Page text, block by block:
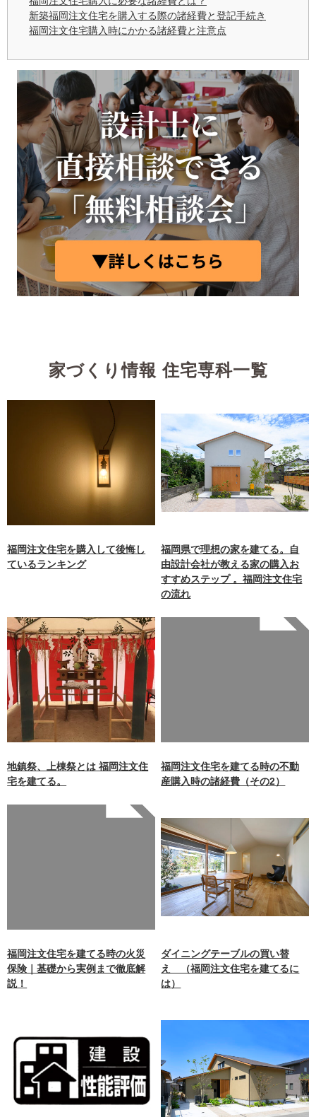
新築福岡注文住宅を購入する際の諸経費と登記手続き
福岡注文住宅購入時にかかる諸経費と注意点
家づくり情報 住宅専科一覧
福岡注文住宅を購入して後悔し
ているランキング
福岡県で理想の家を建てる。自
由設計会社が教える家の購入お
すすめステップ 。福岡注文住宅
の流れ
地鎮祭、上棟祭とは 福岡注文住
宅を建てる。
content/themes/nagasaki/f
unctions.phpon line 87
福岡注文住宅を建てる時の不動
産購入時の諸経費（その2）
content/themes/nagasaki/f
unctions.phpon line 87
福岡注文住宅を建てる時の火災
保険｜基礎から実例まで徹底解
説！
ダイニングテーブルの買い替
え （福岡注文住宅を建てるに
は）